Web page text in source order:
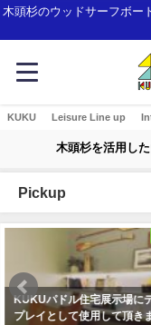
木頭杉のウッドサーフボー
KUKU Leisure Line up
木頭杉を活用し
Pickup
KUKUパドル住宅展示場に
プレイとして使用して頂き